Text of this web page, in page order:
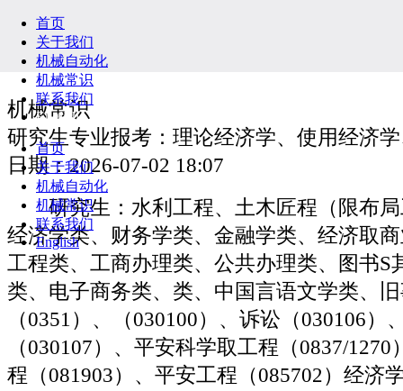
首页
关于我们
机械自动化
机械常识
联系我们
English
首页
关于我们
机械自动化
机械常识
联系我们
English
机械常识
研究生专业报考：理论经济学、使用经济
日期：2026-07-02 18:07
研究生：水利工程、土木匠程（限布局
经济学类、财务学类、金融学类、经济取
工程类、工商办理类、公共办理类、图书S
类、电子商务类、类、中国言语文学类、
（0351）、（030100）、诉讼（030106）
（030107）、平安科学取工程（0837/
程（081903）、平安工程（085702）经济